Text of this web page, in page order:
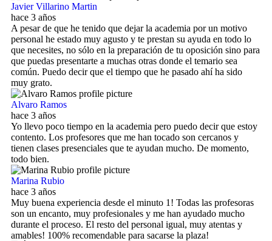
Javier Villarino Martin
hace 3 años
A pesar de que he tenido que dejar la academia por un motivo
personal he estado muy agusto y te prestan su ayuda en todo lo
que necesites, no sólo en la preparación de tu oposición sino para
que puedas presentarte a muchas otras donde el temario sea
común. Puedo decir que el tiempo que he pasado ahí ha sido
muy grato.
Alvaro Ramos
hace 3 años
Yo llevo poco tiempo en la academia pero puedo decir que estoy
contento. Los profesores que me han tocado son cercanos y
tienen clases presenciales que te ayudan mucho. De momento,
todo bien.
Marina Rubio
hace 3 años
Muy buena experiencia desde el minuto 1! Todas las profesoras
son un encanto, muy profesionales y me han ayudado mucho
durante el proceso. El resto del personal igual, muy atentas y
amables! 100% recomendable para sacarse la plaza!